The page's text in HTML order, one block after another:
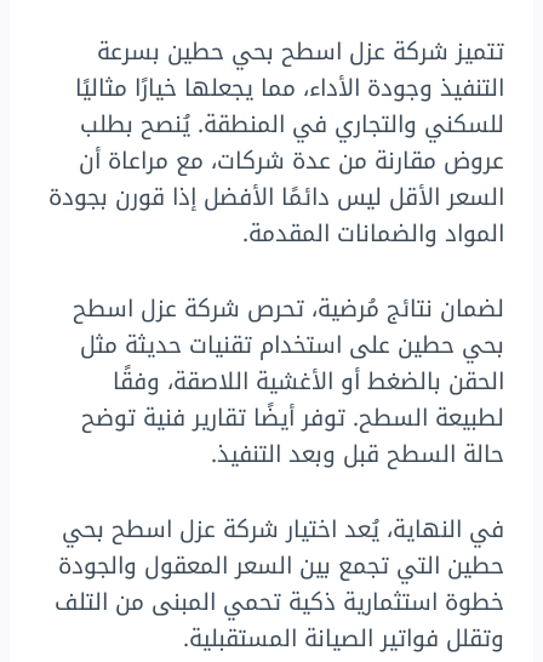
تتميز شركة عزل اسطح بحي حطين بسرعة
التنفيذ وجودة الأداء، مما يجعلها خيارًا مثاليًا
للسكني والتجاري في المنطقة. يُنصح بطلب
عروض مقارنة من عدة شركات، مع مراعاة أن
السعر الأقل ليس دائمًا الأفضل إذا قورن بجودة
المواد والضمانات المقدمة.
لضمان نتائج مُرضية، تحرص شركة عزل اسطح
بحي حطين على استخدام تقنيات حديثة مثل
الحقن بالضغط أو الأغشية اللاصقة، وفقًا
لطبيعة السطح. توفر أيضًا تقارير فنية توضح
حالة السطح قبل وبعد التنفيذ.
في النهاية، يُعد اختيار شركة عزل اسطح بحي
حطين التي تجمع بين السعر المعقول والجودة
خطوة استثمارية ذكية تحمي المبنى من التلف
وتقلل فواتير الصيانة المستقبلية.